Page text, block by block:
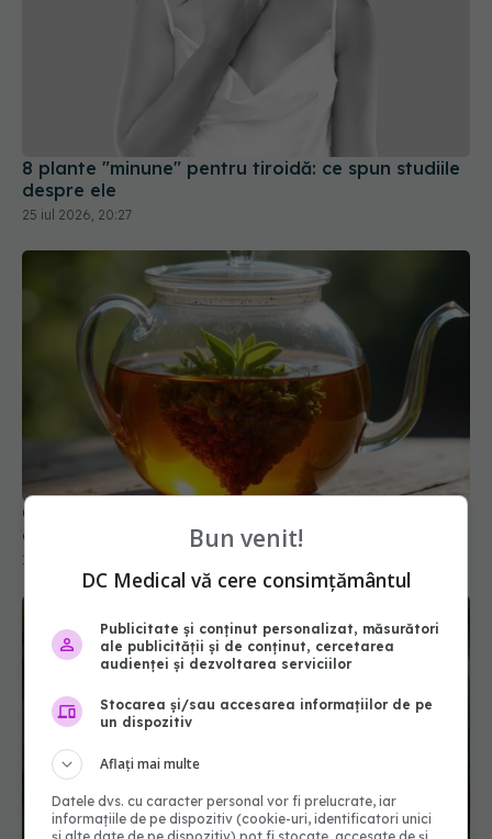
8 plante "minune" pentru tiroidă: ce spun studiile
despre ele
25 iul 2026, 20:27
Ceaiul banal care poate scădea tensiunea
arterială fără pastile
10 mai 2025, 14:18
Bun venit!
DC Medical vă cere consimțământul
Publicitate și conținut personalizat, măsurători
ale publicității și de conținut, cercetarea
audienței și dezvoltarea serviciilor
Stocarea și/sau accesarea informațiilor de pe
un dispozitiv
Aflați mai multe
Datele dvs. cu caracter personal vor fi prelucrate, iar
informațiile de pe dispozitiv (cookie-uri, identificatori unici